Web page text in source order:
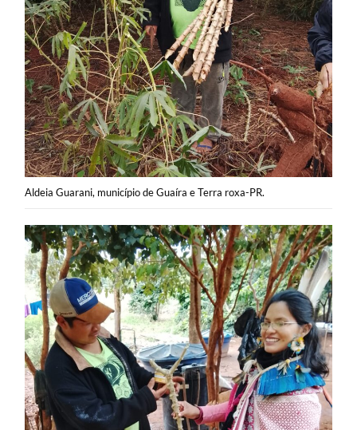
Aldeia Guarani, município de Guaíra e Terra roxa-PR.